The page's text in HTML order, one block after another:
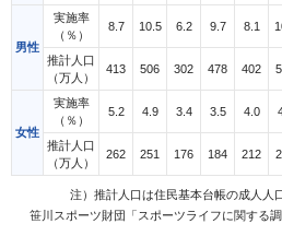
男性
実施率
（％）
8.7 10.5 6.2 9.7 8.1
推計人口
（万人）
413 506 302 478 402
女性
実施率
（％）
5.2 4.9 3.4 3.5 4.0
推計人口
（万人）
262 251 176 184 212
注）推計人口は住民基本台帳の成人人
笹川スポーツ財団「スポーツライフに関する